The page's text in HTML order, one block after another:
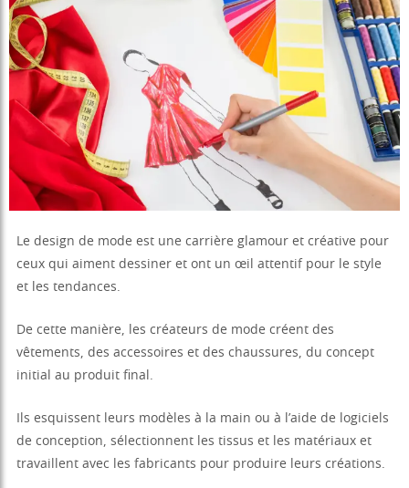
Le design de mode est une carrière glamour et créative pour
ceux qui aiment dessiner et ont un œil attentif pour le style
et les tendances.
De cette manière, les créateurs de mode créent des
vêtements, des accessoires et des chaussures, du concept
initial au produit final.
Ils esquissent leurs modèles à la main ou à l’aide de logiciels
de conception, sélectionnent les tissus et les matériaux et
travaillent avec les fabricants pour produire leurs créations.